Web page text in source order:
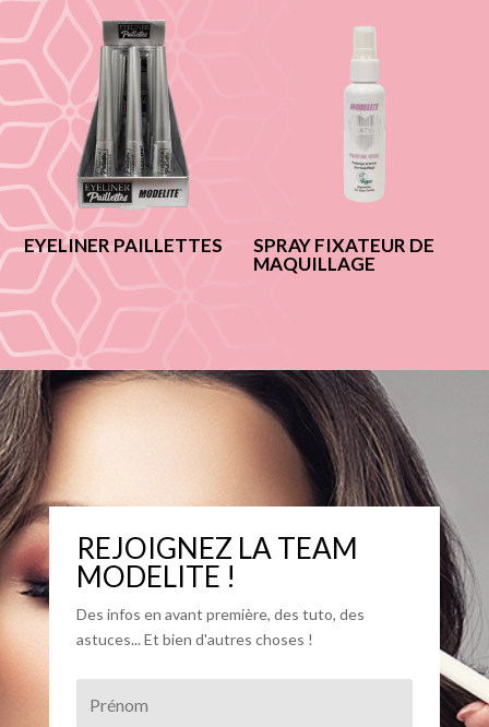
EYELINER PAILLETTES
SPRAY FIXATEUR DE
MAQUILLAGE
REJOIGNEZ LA TEAM
MODELITE !
Des infos en avant première, des tuto, des
astuces... Et bien d'autres choses !